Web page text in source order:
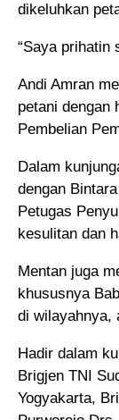
dikeluhkan
“Saya prihatin
Andi Amran
petani dengan
Pembelian
Dalam
dengan
Petugas
kesulitan dan
Mentan juga
khususnya
di wilayahnya,
Hadir dalam
Brigjen TNI
Yogyakarta,